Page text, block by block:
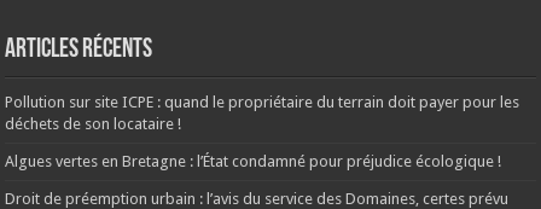
Articles récents
Pollution sur site ICPE : quand le propriétaire du terrain doit payer pour les
déchets de son locataire !
Algues vertes en Bretagne : l’État condamné pour préjudice écologique !
Droit de préemption urbain : l’avis du service des Domaines, certes prévu